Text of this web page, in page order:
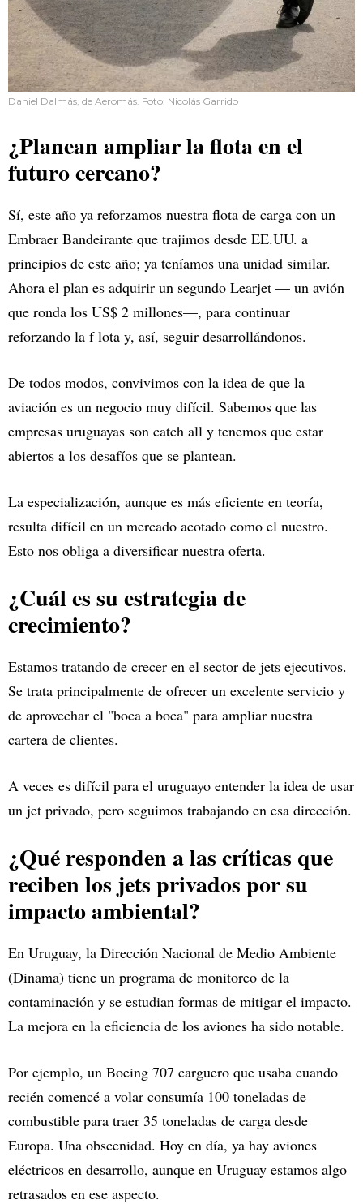
Daniel Dalmás, de Aeromás. Foto: Nicolás Garrido
¿Planean ampliar la flota en el
futuro cercano?
Sí, este año ya reforzamos nuestra flota de carga con un
Embraer Bandeirante que trajimos desde EE.UU. a
principios de este año; ya teníamos una unidad similar.
Ahora el plan es adquirir un segundo Learjet — un avión
que ronda los US$ 2 millones—, para continuar
reforzando la f lota y, así, seguir desarrollándonos.
De todos modos, convivimos con la idea de que la
aviación es un negocio muy difícil. Sabemos que las
empresas uruguayas son catch all y tenemos que estar
abiertos a los desafíos que se plantean.
La especialización, aunque es más eficiente en teoría,
resulta difícil en un mercado acotado como el nuestro.
Esto nos obliga a diversificar nuestra oferta.
¿Cuál es su estrategia de
crecimiento?
Estamos tratando de crecer en el sector de jets ejecutivos.
Se trata principalmente de ofrecer un excelente servicio y
de aprovechar el "boca a boca" para ampliar nuestra
cartera de clientes.
A veces es difícil para el uruguayo entender la idea de usar
un jet privado, pero seguimos trabajando en esa dirección.
¿Qué responden a las críticas que
reciben los jets privados por su
impacto ambiental?
En Uruguay, la Dirección Nacional de Medio Ambiente
(Dinama) tiene un programa de monitoreo de la
contaminación y se estudian formas de mitigar el impacto.
La mejora en la eficiencia de los aviones ha sido notable.
Por ejemplo, un Boeing 707 carguero que usaba cuando
recién comencé a volar consumía 100 toneladas de
combustible para traer 35 toneladas de carga desde
Europa. Una obscenidad. Hoy en día, ya hay aviones
eléctricos en desarrollo, aunque en Uruguay estamos algo
retrasados en ese aspecto.